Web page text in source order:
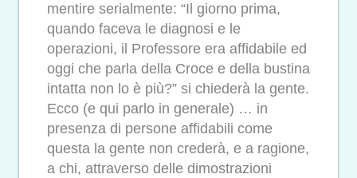
mentire serialmente: “Il giorno prima,
quando faceva le diagnosi e le
operazioni, il Professore era affidabile ed
oggi che parla della Croce e della bustina
intatta non lo è più?” si chiederà la gente.
Ecco (e qui parlo in generale) … in
presenza di persone affidabili come
questa la gente non crederà, e a ragione,
a chi, attraverso delle dimostrazioni